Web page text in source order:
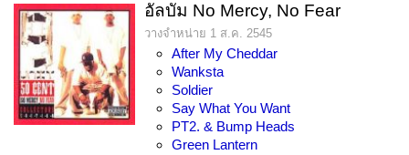
อัลบัม No Mercy, No Fear
วางจำหน่าย 1 ส.ค. 2545
After My Cheddar
Wanksta
Soldier
Say What You Want
PT2. & Bump Heads
Green Lantern